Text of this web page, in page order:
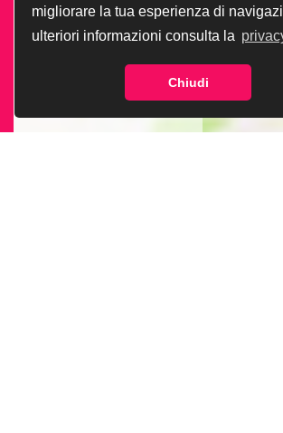
migliorare la tua esperienza di
ulteriori informazioni consulta la
Chiudi